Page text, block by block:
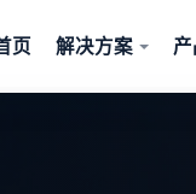
页 解决方案